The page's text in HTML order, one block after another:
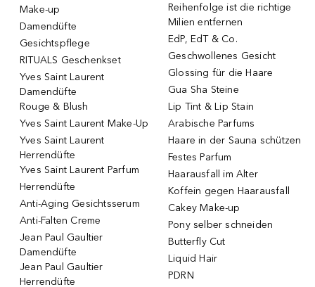
Make-up
Damendüfte
Gesichtspflege
RITUALS Geschenkset
Yves Saint Laurent
Damendüfte
Rouge & Blush
Yves Saint Laurent Make-Up
Yves Saint Laurent
Herrendüfte
Yves Saint Laurent Parfum
Herrendüfte
Anti-Aging Gesichtsserum
Anti-Falten Creme
Jean Paul Gaultier
Damendüfte
Jean Paul Gaultier
Herrendüfte
Reihenfolge ist die richtige
Milien entfernen
EdP, EdT & Co.
Geschwollenes Gesicht
Glossing für die Haare
Gua Sha Steine
Lip Tint & Lip Stain
Arabische Parfums
Haare in der Sauna schützen
Festes Parfum
Haarausfall im Alter
Koffein gegen Haarausfall
Cakey Make-up
Pony selber schneiden
Butterfly Cut
Liquid Hair
PDRN